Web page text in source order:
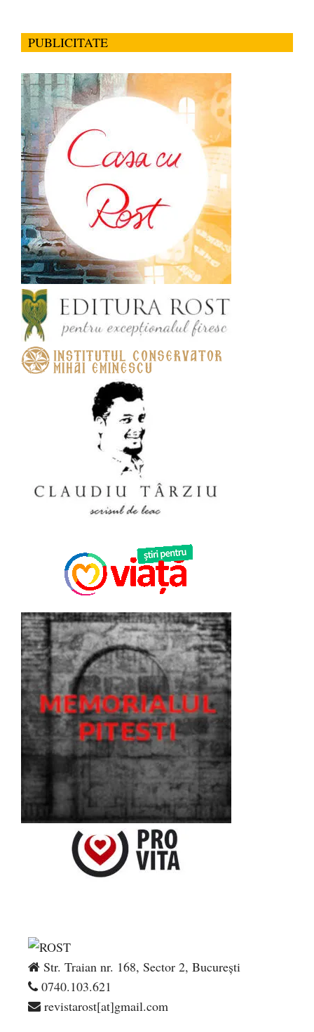
PUBLICITATE
Str. Traian nr. 168, Sector 2, București
0740.103.621
revistarost[at]gmail.com